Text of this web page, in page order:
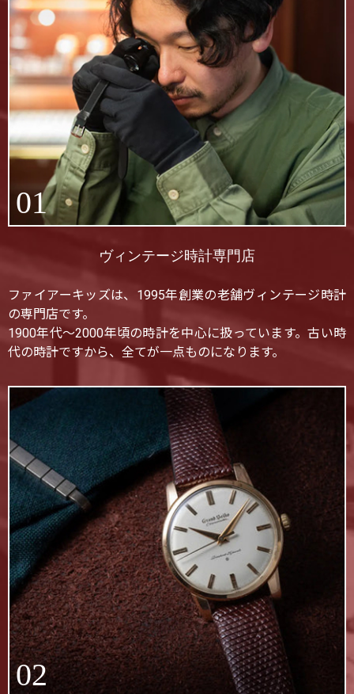
01
ヴィンテージ時計専門店
ファイアーキッズは、1995年創業の老舗ヴィンテージ時計
の専門店です。
1900年代〜2000年頃の時計を中心に扱っています。古い時
代の時計ですから、全てが一点ものになります。
02